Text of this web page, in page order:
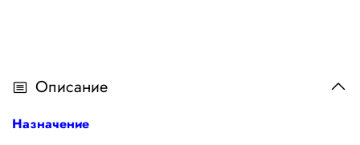
Описание
Назначение